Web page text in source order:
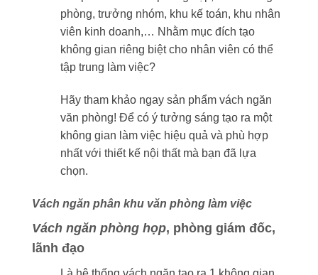
phòng, trưởng nhóm, khu kế toán, khu nhân
viên kinh doanh,… Nhằm mục đích tạo
không gian riêng biệt cho nhân viên có thể
tập trung làm việc?
Hãy tham khảo ngay sản phẩm vách ngăn
văn phòng! Để có ý tưởng sáng tạo ra một
không gian làm việc hiệu quả và phù hợp
nhất với thiết kế nội thất mà bạn đã lựa
chọn.
Vách ngăn phân khu văn phòng làm việc
Vách ngăn phòng họp, phòng giám đốc,
lãnh đạo